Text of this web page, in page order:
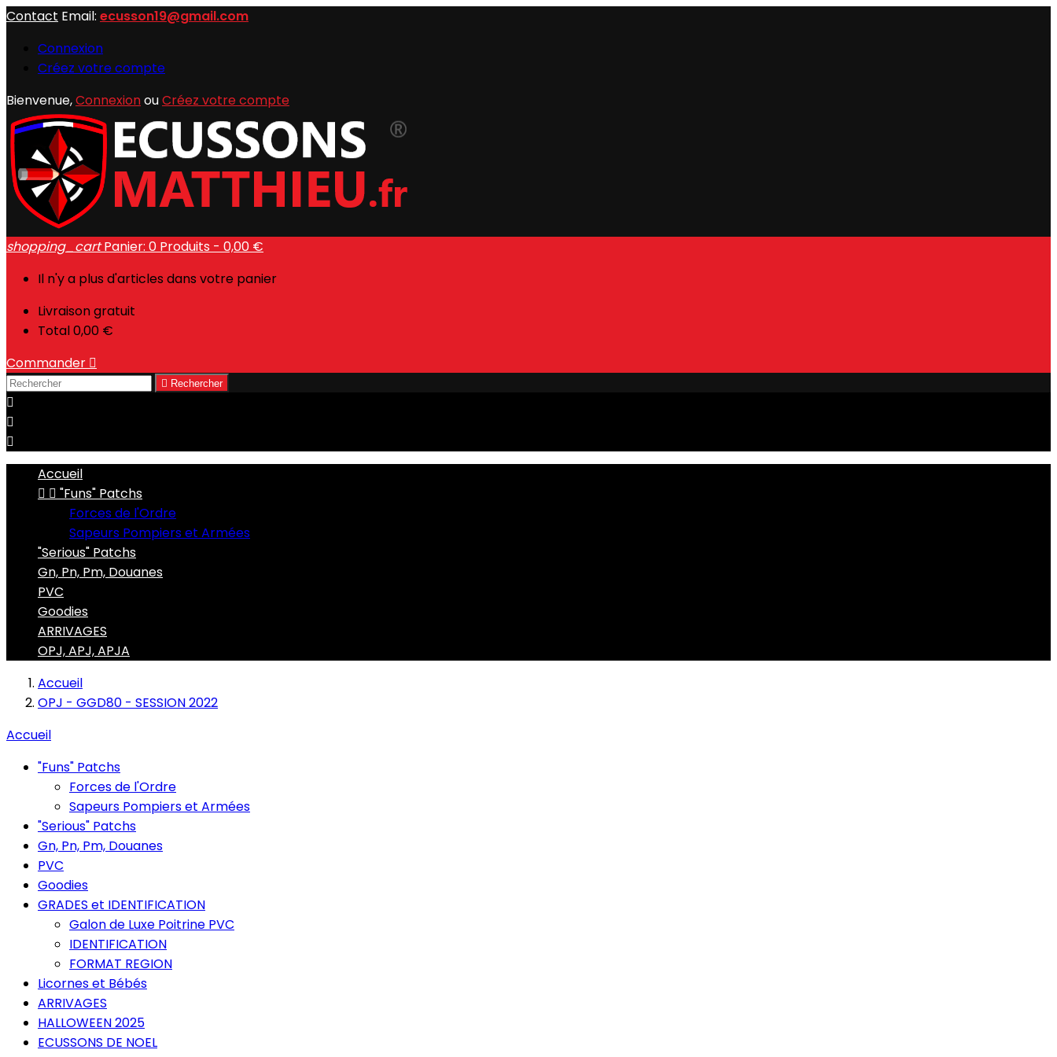
Contact Email: ecusson19@gmail.com
Connexion
Créez votre compte
Bienvenue,ConnexionouCréez votre compte
shopping_cart Panier: 0 Produits - 0,00 €
Il n'y a plus d'articles dans votre panier
Livraisongratuit
Total0,00 €
Commander 
 Rechercher



Accueil
  "Funs" Patchs
Forces de l'Ordre
Sapeurs Pompiers et Armées
"Serious" Patchs
Gn, Pn, Pm, Douanes
PVC
Goodies
ARRIVAGES
OPJ, APJ, APJA
Accueil
OPJ - GGD80 - SESSION 2022
Accueil
"Funs" Patchs
Forces de l'Ordre
Sapeurs Pompiers et Armées
"Serious" Patchs
Gn, Pn, Pm, Douanes
PVC
Goodies
GRADES et IDENTIFICATION
Galon de Luxe Poitrine PVC
IDENTIFICATION
FORMAT REGION
Licornes et Bébés
ARRIVAGES
HALLOWEEN 2025
ECUSSONS DE NOEL